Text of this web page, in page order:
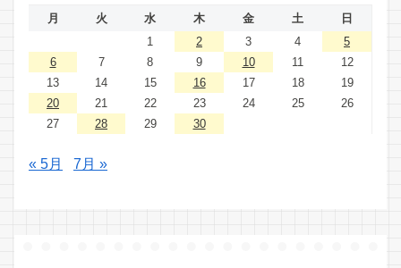
月 火 水 木 金 土
日
1
2 3 4
5
6
7 8 9 10 11
12
13
14 15 16 17 18
19
20
21 22 23 24 25
26
27
28 29 30
« 5月 7月 »